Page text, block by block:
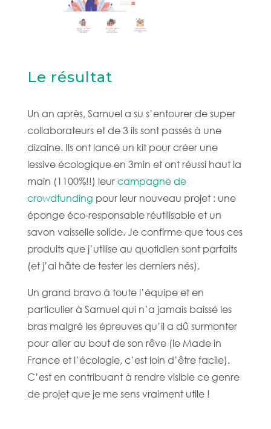
Le résultat
Un an après, Samuel a su s’entourer de super
collaborateurs et de 3 ils sont passés à une
dizaine. Ils ont lancé un kit pour créer une
lessive écologique en 3min et ont réussi haut la
main (1100%!!) leur campagne de
crowdfunding pour leur nouveau projet : une
éponge éco-responsable réutilisable et un
savon vaisselle solide. Je confirme que tous ces
produits que j’utilise au quotidien sont parfaits
(et j’ai hâte de tester les derniers nés).
Un grand bravo à toute l’équipe et en
particulier à Samuel qui n’a jamais baissé les
bras malgré les épreuves qu’il a dû surmonter
pour aller au bout de son rêve (le Made in
France et l’écologie, c’est loin d’être facile).
C’est en contribuant à rendre visible ce genre
de projet que je me sens vraiment utile !